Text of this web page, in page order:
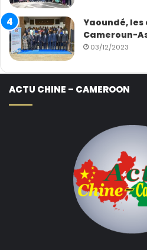
Yaoundé, les
Cameroun-
03/12/2023
ACTU CHINE – CAMEROON